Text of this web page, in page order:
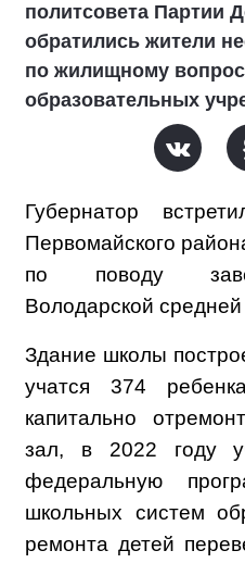
политсовета Партии
обратились жители
по жилищному
образовательных
Губернатор
Первомайского
по поводу
Володарской
Здание школы
учатся 374
капитально
зал, в 2022 году
федеральную
школьных систем
ремонта детей